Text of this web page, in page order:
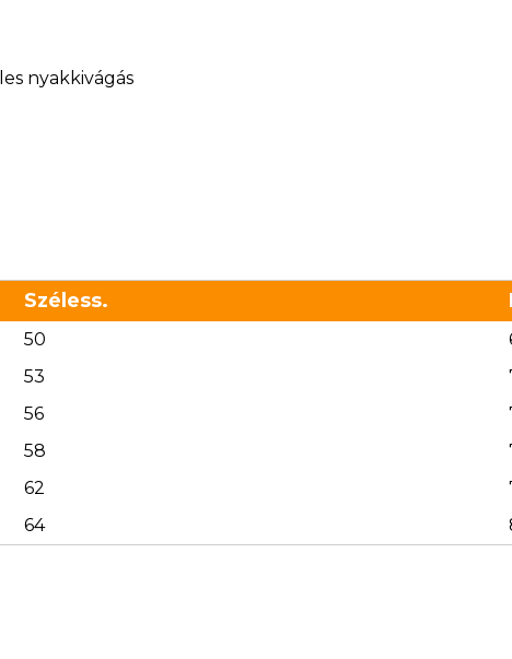
nyakkivágás
Széless.
50
53
56
58
62
64